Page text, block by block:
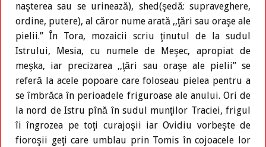
naşterea sau se urinează), shed(şedă: supraveghere,
ordine, putere), al căror nume arată ,,ţări sau oraşe ale
pielii.” În Tora, mozaicii scriu ţinutul de la sudul
Istrului, Mesia, cu numele de Meşec, apropiat de
meşka, iar precizarea ,,ţări sau oraşe ale pielii” se
referă la acele popoare care foloseau pielea pentru a
se îmbrăca în perioadele friguroase ale anului. Ori de
la nord de Istru pînă în sudul munţilor Traciei, frigul
îi îngrozea pe toţi curajoşii iar Ovidiu vorbeşte de
fioroşii geţi care umblau prin Tomis în cojoacele lor